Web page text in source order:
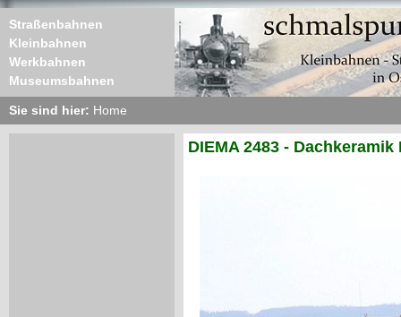
Straßenbahnen
Kleinbahnen
Werkbahnen
Museumsbahnen
Sie sind hier: Home
DIEMA 2483 - Dachkeramik